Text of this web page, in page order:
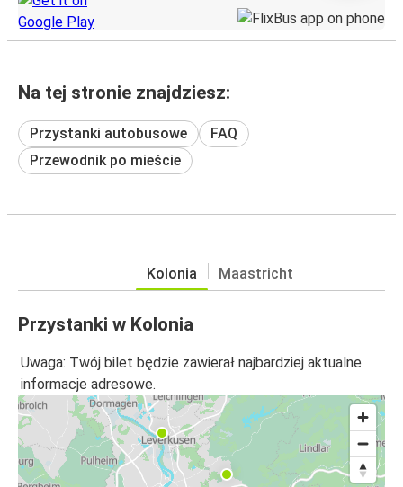
Na tej stronie znajdziesz:
Przystanki autobusowe
FAQ
Przewodnik po mieście
Kolonia Maastricht
Przystanki w Kolonia
Uwaga: Twój bilet będzie zawierał najbardziej aktualne
informacje adresowe.